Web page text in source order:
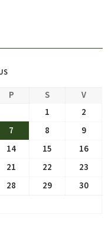
P S
V
1
2
7 8
9
14 15
16
21 22
23
28 29
30